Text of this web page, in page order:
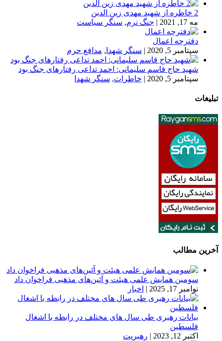
2 خاطره از شهید مهدی زین الدین
مه 17, 2021
| جنگ نرم, سنگر سیاست
دفترچه اعمال
سپتامبر 5, 2020
| سنگر شهدا , مدافع حرم
شهید حاج قاسم سلیمانی: احمد تداعی رفتارهای جنگ بود
سپتامبر 5, 2020
| خاطرات, سنگر شهدا
تبلیغات
آخرین مطالب
سومین همایش علمی هیئت و آئین‌های مذهبی فراخوان داد
نوامبر 17, 2025
| اخبار
بیانات رهبری طی سال های مختلف در رابطه با اشغال
فلسطین
اکتبر 12, 2023
| رهبریت